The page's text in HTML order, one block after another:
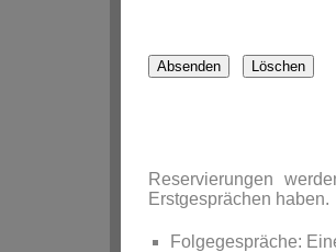
Reservierungen
Erstgesprächen haben.
Folgegespräche: